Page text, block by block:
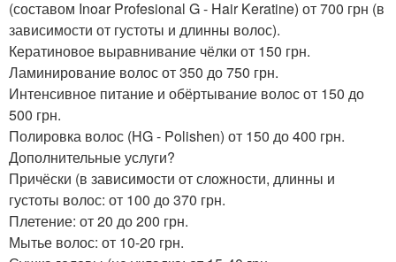
(составом Inoar Profesional G - Hair Keratine) от 700 грн (в
зависимости от густоты и длинны волос).
Кератиновое выравнивание чёлки от 150 грн.
Ламинирование волос от 350 до 750 грн.
Интенсивное питание и обёртывание волос от 150 до
500 грн.
Полировка волос (HG - Polishen) от 150 до 400 грн.
Дополнительные услуги?
Причёски (в зависимости от сложности, длинны и
густоты волос: от 100 до 370 грн.
Плетение: от 20 до 200 грн.
Мытье волос: от 10-20 грн.